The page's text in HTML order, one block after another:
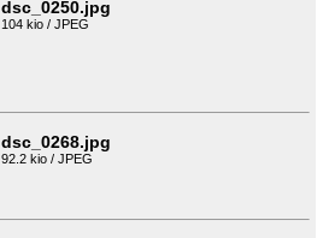
dsc_0250.jpg
104 kio / JPEG
dsc_0268.jpg
92.2 kio / JPEG